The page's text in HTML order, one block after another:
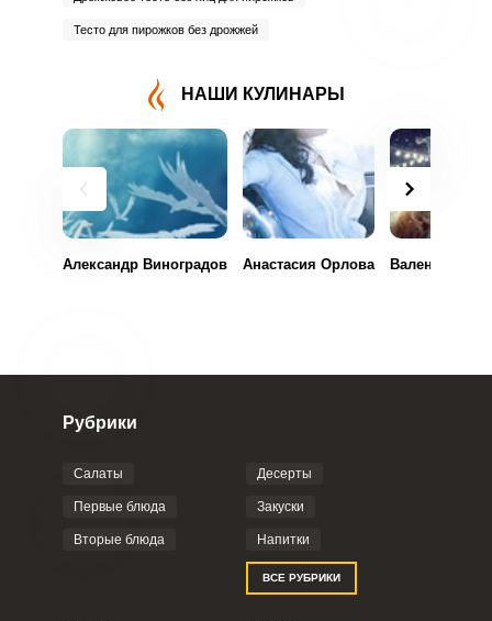
Тесто для пирожков без дрожжей
НАШИ КУЛИНАРЫ
Александр Виноградов Анастасия Орлова Валентина
Рубрики
Салаты
Первые блюда
Вторые блюда
Десерты
Закуски
Напитки
ВСЕ РУБРИКИ